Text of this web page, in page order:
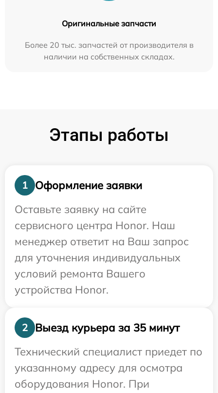
Оригинальные запчасти
Более 20 тыс. запчастей от производителя в
наличии на собственных складах.
Этапы работы
1
Оформление заявки
Оставьте заявку на сайте
сервисного центра Honor. Наш
менеджер ответит на Ваш запрос
для уточнения индивидуальных
условий ремонта Вашего
устройства Honor.
2
Выезд курьера за 35 минут
Технический специалист приедет по
указанному адресу для осмотра
оборудования Honor. При